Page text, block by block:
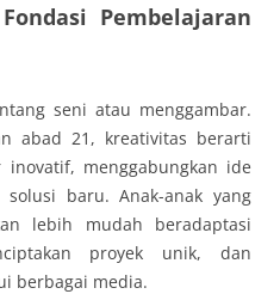
Pembelajaran
seni atau menggambar.
abad 21, kreativitas berarti
menggabungkan ide
baru. Anak-anak yang
lebih mudah beradaptasi
proyek unik, dan
berbagai media.